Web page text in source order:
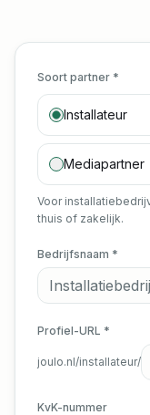
Soort partner *
Installateur
Mediapartner
Voor
thuis of zakelijk.
Bedrijfsnaam *
Profiel-URL *
joulo.nl/installateur/
KvK-nummer